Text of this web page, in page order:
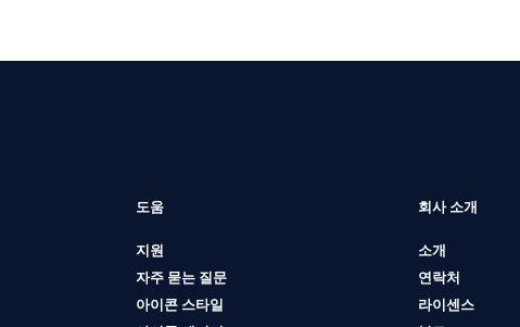
도움
지원
자주 묻는 질문
아이콘 스타일
회사 소개
소개
연락처
라이센스